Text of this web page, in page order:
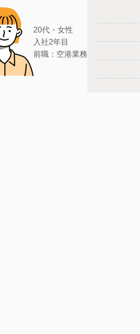
20代・女性
入社2年目
前職：空港業務